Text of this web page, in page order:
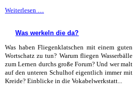
Weiterlesen …
ernannt
Was werkeln die da?
Was haben Fliegenklatschen mit einem guten
Wortschatz zu tun? Warum fliegen Wasserbälle
zum Lernen durchs große Forum? Und wer malt
auf den unteren Schulhof eigentlich immer mit
Kreide? Einblicke in die Vokabelwerkstatt...